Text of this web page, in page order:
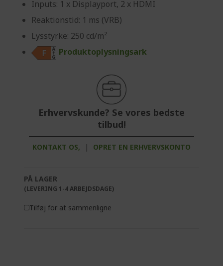
Inputs: 1 x Displayport, 2 x HDMI
Reaktionstid: 1 ms (VRB)
Lysstyrke: 250 cd/m²
Produktoplysningsark
Erhvervskunde? Se vores bedste
tilbud!
KONTAKT OS, | OPRET EN ERHVERVSKONTO
PÅ LAGER
(LEVERING 1-4 ARBEJDSDAGE)
Tilføj for at sammenligne